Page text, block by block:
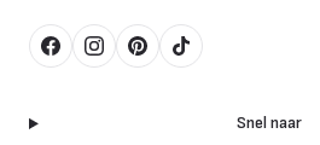
FacebookInstagram
Pinterest
TikTok
Snel naar